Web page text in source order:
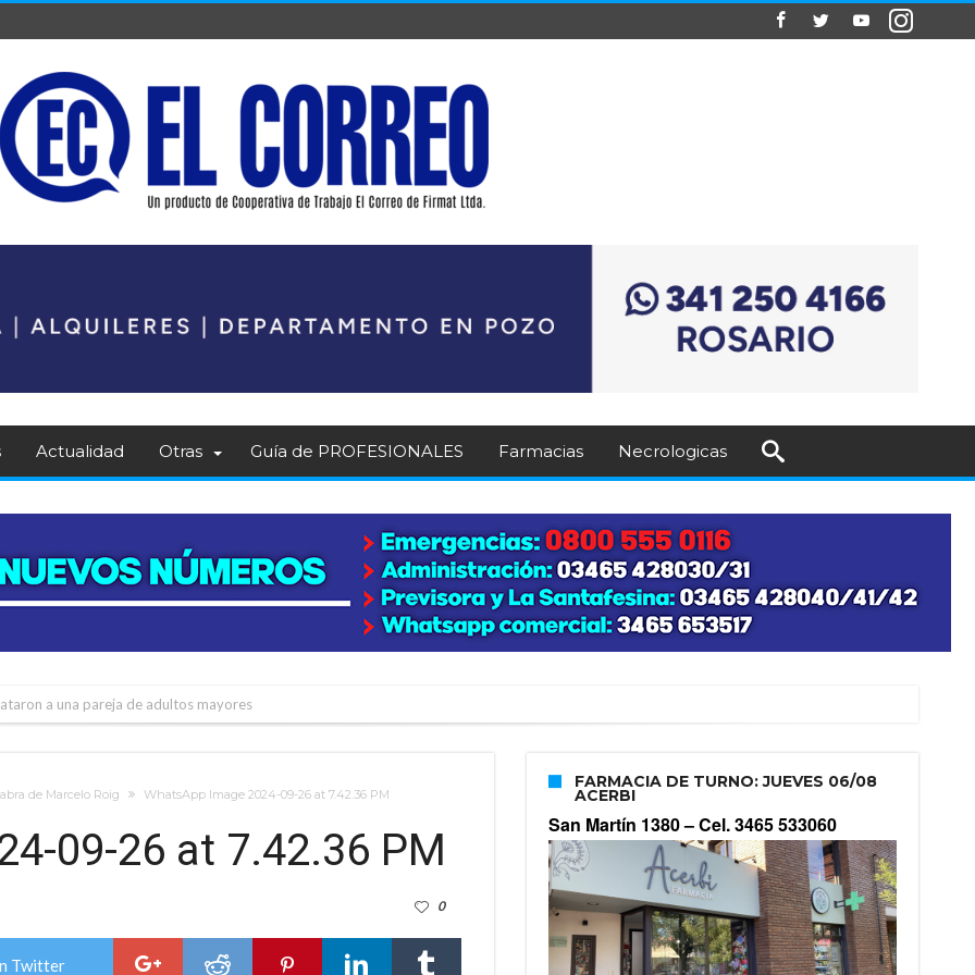
Actualidad Otras Guía de PROFESIONALES Farmacias Necrologicas
a una pareja de adultos mayores
la Expo Dose
de Marcelo Roig WhatsApp Image 2024-09-26 at 7.42.36 PM
09-26 at 7.42.36 PM
0
Twitter
FARMACIA DE TURNO: JUEVES 06/08
ACERBI
San Martín 1380 –Cel. 3465 533060